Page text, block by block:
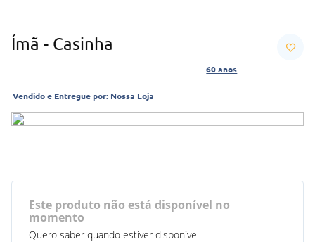
Ímã - Casinha
60 anos
Vendido e Entregue por: Nossa Loja
Este produto não está disponível no
momento
Quero saber quando estiver disponível